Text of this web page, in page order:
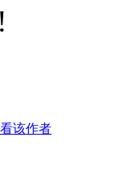
该作者